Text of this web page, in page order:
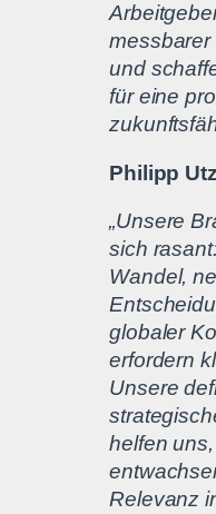
messbarer
und
für eine
Philipp
„Unsere
sich
Wandel,
globaler
erfordern
Unsere
helfen
Relevanz